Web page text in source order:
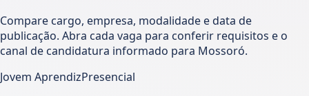
Compare cargo, empresa, modalidade e data de
publicação. Abra cada vaga para conferir requisitos e o
canal de candidatura informado para Mossoró.
Jovem AprendizPresencial